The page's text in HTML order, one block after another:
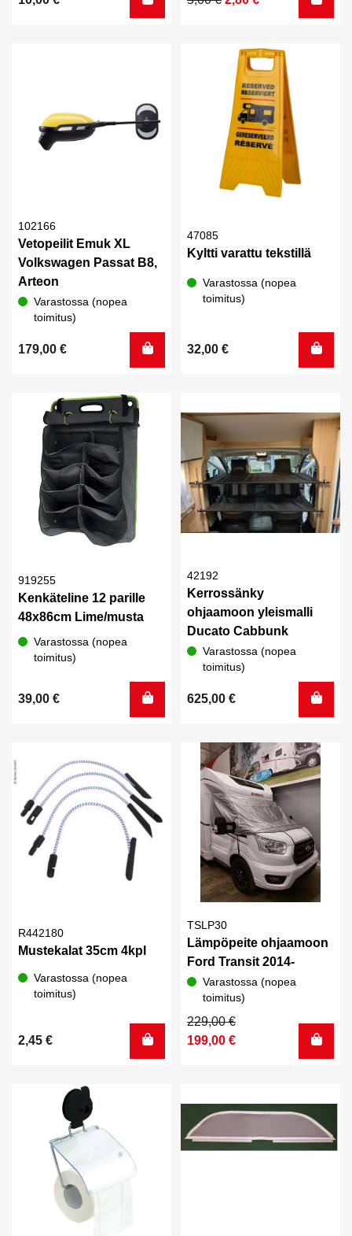
102166
Vetopeilit Emuk XL
Volkswagen Passat B8,
Arteon
Varastossa (nopea
toimitus)
179,00 €
47085
Kyltti varattu tekstillä
Varastossa (nopea
toimitus)
32,00 €
919255
Kenkäteline 12 parille
48x86cm Lime/musta
Varastossa (nopea
toimitus)
39,00 €
42192
Kerrossänky
ohjaamoon yleismalli
Ducato Cabbunk
Varastossa (nopea
toimitus)
625,00 €
R442180
Mustekalat 35cm 4kpl
Varastossa (nopea
toimitus)
2,45 €
TSLP30
Lämpöpeite ohjaamoon
Ford Transit 2014-
Varastossa (nopea
toimitus)
229,00€
Alkuperäinen
hinta
199,00 €
Nykyinen
hinta